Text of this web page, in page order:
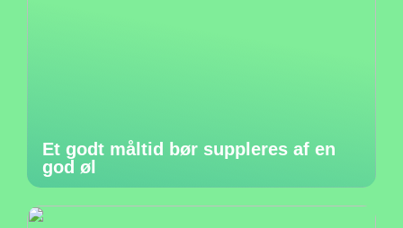
Et godt måltid bør suppleres af en
god øl